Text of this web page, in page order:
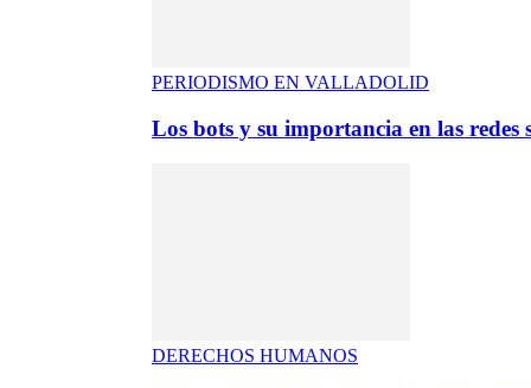
PERIODISMO EN VALLADOLID
Los bots y su importancia en las redes
DERECHOS HUMANOS